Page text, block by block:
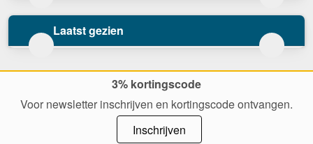
Laatst gezien
3% kortingscode
Voor newsletter inschrijven en kortingscode ontvangen.
Inschrijven